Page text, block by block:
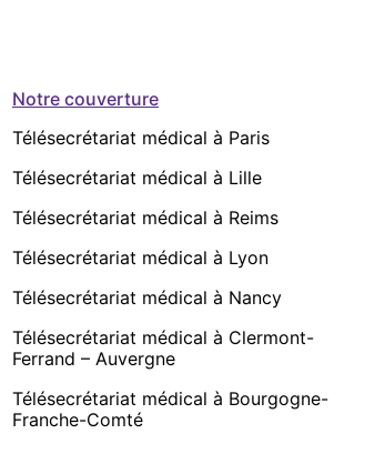
Notre couverture
Télésecrétariat médical à Paris
Télésecrétariat médical à Lille
Télésecrétariat médical à Reims
Télésecrétariat médical à Lyon
Télésecrétariat médical à Nancy
Télésecrétariat médical à Clermont-
Ferrand – Auvergne
Télésecrétariat médical à Bourgogne-
Franche-Comté